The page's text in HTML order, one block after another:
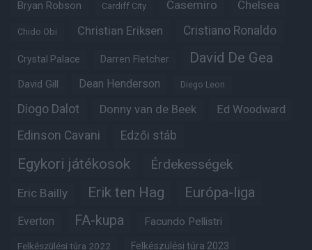
Bryan Robson Cardiff City Casemiro Chelsea
Chido Obi Christian Eriksen Cristiano Ronaldo
Crystal Palace Darren Fletcher David De Gea
David Gill Dean Henderson Diego Leon
Diogo Dalot Donny van de Beek Ed Woodward
Edinson Cavani Edzői stáb
Egykori játékosok Érdekességek
Eric Bailly Erik ten Hag Európa-liga
Everton FA-kupa Facundo Pellistri
Felkészülési túra 2022 Felkészülési túra 2023